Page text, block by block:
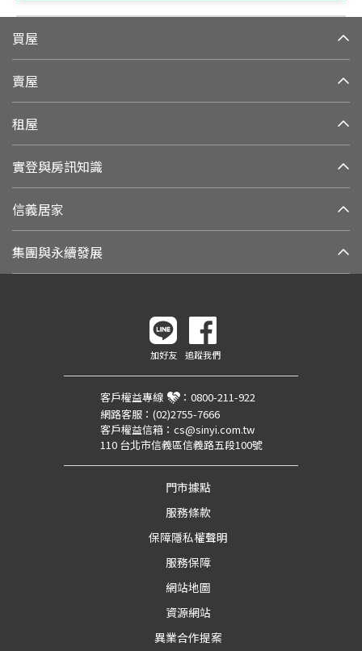
買屋
賣屋
租屋
實登與房訊知識
信義居家
集團與永續發展
加好友 追蹤我們
客戶權益專線 ： 0800-211-922
網路客服： (02)2755-7666
客戶權益信箱： cs@sinyi.com.tw
110 台北市信義區信義路五段100號
門市據點
服務條款
保障隱私權聲明
服務保障
網站地圖
資源網站
異業合作提案